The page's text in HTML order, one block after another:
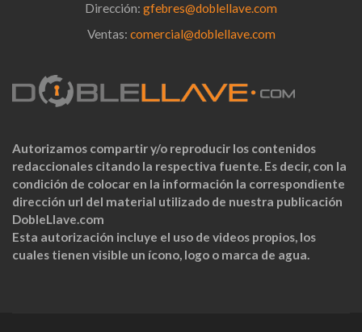
Dirección: gfebres@doblellave.com
Ventas: comercial@doblellave.com
Autorizamos compartir y/o reproducir los contenidos
redaccionales citando la respectiva fuente. Es decir, con la
condición de colocar en la información la correspondiente
dirección url del material utilizado de nuestra publicación
DobleLlave.com
Esta autorización incluye el uso de videos propios, los
cuales tienen visible un ícono, logo o marca de agua.